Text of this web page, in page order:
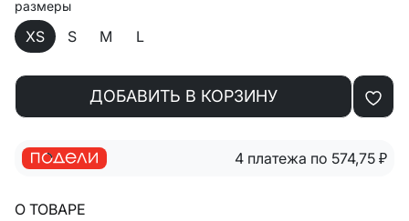
размеры
XS S M L
ДОБАВИТЬ В КОРЗИНУ
4 платежа по 574,75 ₽
О ТОВАРЕ